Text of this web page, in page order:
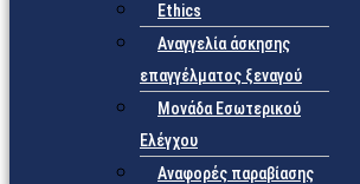
Ethics
Αναγγελία άσκησης
επαγγέλματος ξεναγού
Μονάδα Εσωτερικού
Ελέγχου
Αναφορές παραβίασης